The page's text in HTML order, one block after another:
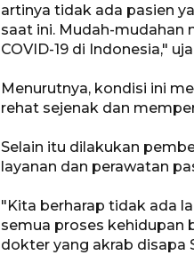
artinya tidak ada pasien
saat ini. Mudah-
COVID-19 di Indonesia,"
Menurutnya, kondisi ini
rehat sejenak dan
Selain itu dilakukan
layanan dan perawatan
"Kita berharap tidak ada
semua proses kehidupan
dokter yang akrab disapa